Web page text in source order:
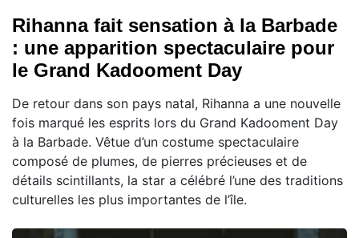
Rihanna fait sensation à la Barbade
: une apparition spectaculaire pour
le Grand Kadooment Day
De retour dans son pays natal, Rihanna a une nouvelle
fois marqué les esprits lors du Grand Kadooment Day
à la Barbade. Vêtue d’un costume spectaculaire
composé de plumes, de pierres précieuses et de
détails scintillants, la star a célébré l’une des traditions
culturelles les plus importantes de l’île.